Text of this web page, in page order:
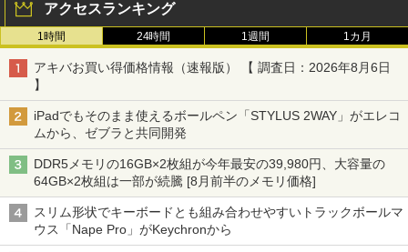
アクセスランキング
1時間 24時間 1週間 1カ月
アキバお買い得価格情報（速報版） 【 調査日：2026年8月6日
】
iPadでもそのまま使えるボールペン「STYLUS 2WAY」がエレコ
ムから、ゼブラと共同開発
DDR5メモリの16GB×2枚組が今年最安の39,980円、大容量の
64GB×2枚組は一部が続騰 [8月前半のメモリ価格]
スリム形状でキーボードとも組み合わせやすいトラックボールマ
ウス「Nape Pro」がKeychronから